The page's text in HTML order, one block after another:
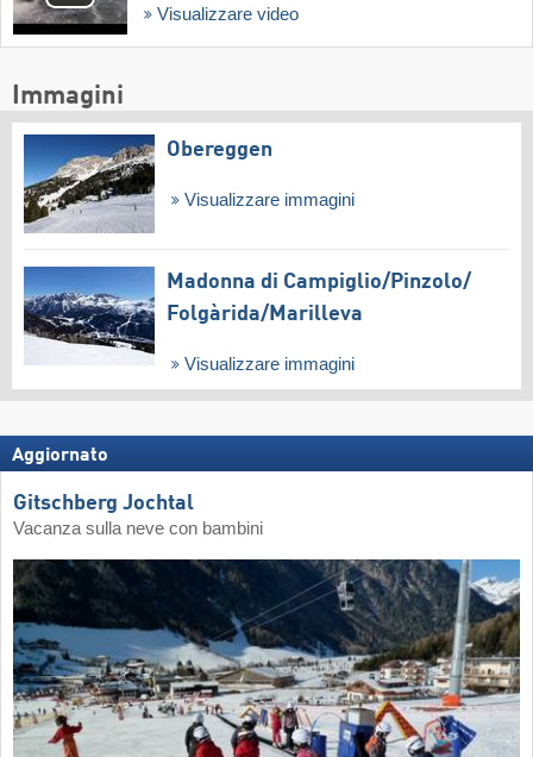
Visualizzare video
Immagini
Obereggen
Visualizzare immagini
Madonna di Campiglio/​Pinzolo/​
Folgàrida/​Marilleva
Visualizzare immagini
Aggiornato
Gitschberg Jochtal
Vacanza sulla neve con bambini